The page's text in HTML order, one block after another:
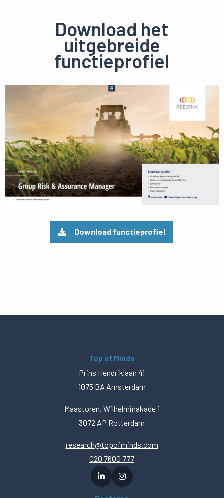
Download het
uitgebreide
functieprofiel
Preview
pdf
Download functieprofiel
Top of Minds
Prins Hendriklaan 41
1075 BA Amsterdam
Maastoren, Wilhelminakade 1
3072 AP Rotterdam
research@topofminds.com
020 7600 777